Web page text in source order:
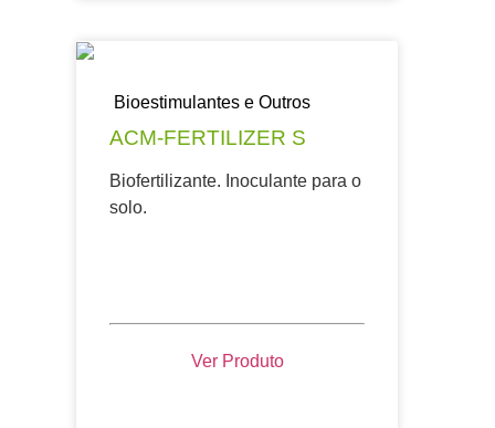
Bioestimulantes e Outros
ACM-FERTILIZER S
Biofertilizante. Inoculante para o
solo.
Ver Produto